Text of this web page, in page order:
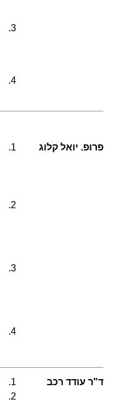
3.
4.
פרופ. יואל קלוג 1.
2.
3.
4.
ד"ר עודד רכב 1.
2.